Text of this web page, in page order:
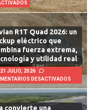
R1T Quad 2026: un
eléctrico que
fuerza extrema,
y utilidad real
21 JULIO, 2026
DESACTIVADOS